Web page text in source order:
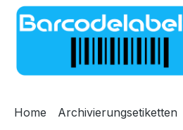
Hauptinhalt springen
Zur Suche springen
Zur Hauptnavigation
Home Archivierungsetiketten